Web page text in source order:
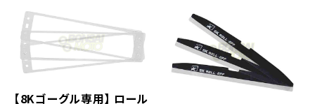
【8Kゴーグル専用】 ロール